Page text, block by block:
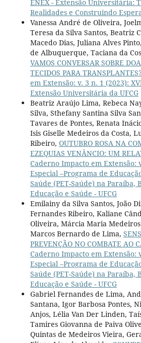
ENEX - Extensão Universitária:
Realidades e Construindo
Vanessa André de Oliveira,
Teresa da Silva Santos, Beatriz
Macedo Dias, Juliana Alves
de Albuquerque, Taciana da
VAMOS CONVERSAR SOBRE
TECIDOS PARA
em Extensão: v. 3 n. 1 (2023):
Extensão Universitária da UFCG
Beatriz Araújo Lima, Rebeca
Silva, Sthefany Santina Silva
Tavares de Pontes, Renata
Isis Giselle Medeiros da Costa,
Ribeiro, OUTUBRO ROSA NA
EZEQUIAS VENÂNCIO: UM
Caderno Impacto em Extensão:
Especial –Programa de
Saúde (PET-Saúde) na Paraíba,
Educação e Saúde - UFCG
Emilainy da Silva Santos, João
Fernandes Ribeiro, Kaliane
Oliveira, Márcia Maria Medeiros
Marcos Bernardo de Lima,
PREVENÇÃO NO COMBATE AO
Caderno Impacto em Extensão:
Especial –Programa de
Saúde (PET-Saúde) na Paraíba,
Educação e Saúde - UFCG
Gabriel Fernandes de Lima,
Santana, Igor Barbosa Pontes,
Anjos, Lélia Van Der Linden,
Tamires Giovanna de Paiva
Quintas de Medeiros Vieira,